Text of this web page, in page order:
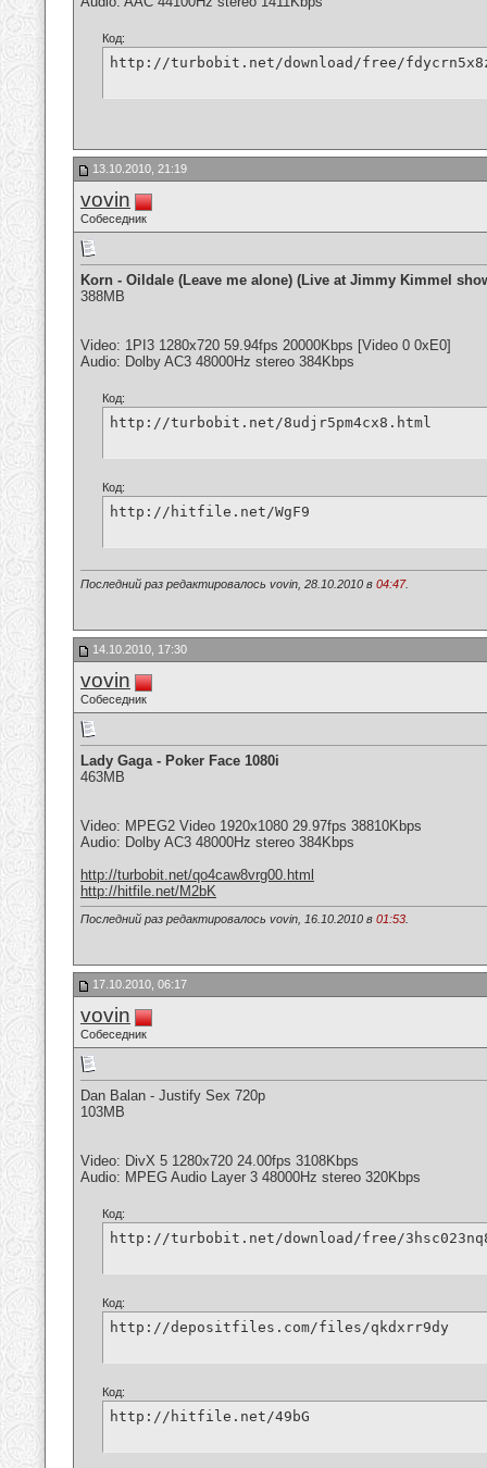
Код:
http://turbobit.net/download/free/
13.10.2010, 21:19
vovin
Собеседник
Korn - Oildale (Leave me alone) (Live at Jimmy Kimmel
388MB
Video: 1PI3 1280x720 59.94fps 20000Kbps [Video 0 0xE0]
Audio: Dolby AC3 48000Hz stereo 384Kbps
Код:
http://turbobit.net/8udjr5pm4cx8.html
Код:
http://hitfile.net/WgF9
Последний раз редактировалось vovin, 28.10.2010 в 04:47.
14.10.2010, 17:30
vovin
Собеседник
Lady Gaga - Poker Face 1080i
463MB
Video: MPEG2 Video 1920x1080 29.97fps 38810Kbps
Audio: Dolby AC3 48000Hz stereo 384Kbps
http://turbobit.net/qo4caw8vrg00.html
http://hitfile.net/M2bK
Последний раз редактировалось vovin, 16.10.2010 в 01:53
17.10.2010, 06:17
vovin
Собеседник
Dan Balan - Justify Sex 720p
103MB
Video: DivX 5 1280x720 24.00fps 3108Kbps
Audio: MPEG Audio Layer 3 48000Hz stereo 320Kbps
Код:
http://turbobit.net/download/free/
Код:
http://depositfiles.com/files/qkdxrr9dy
Код:
http://hitfile.net/49bG